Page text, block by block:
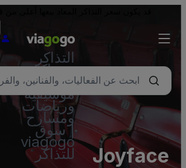
التذاكر
- تذاكر
حفلات
موسيقية
ورياضات
ومسارح
| سوق
viagogo
للتذاكر Joyface